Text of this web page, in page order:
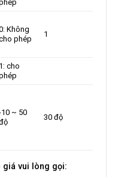
Không
phép
1
1: cho
10 ~ 50
30 độ
giá vui lòng gọi: